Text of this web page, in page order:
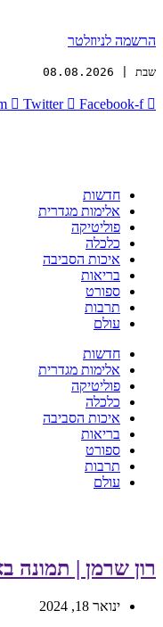
הרשמה לניוזלטר
שבת | 08.08.2026
Twitter Facebook-f
חדשות
אלימות מגדרית
פוליטיקה
כלכלה
איכות הסביבה
בריאות
ספורט
תרבות
עולם
חדשות
אלימות מגדרית
פוליטיקה
כלכלה
איכות הסביבה
בריאות
ספורט
תרבות
עולם
רון שרמן | תמונה
ינואר 18, 2024